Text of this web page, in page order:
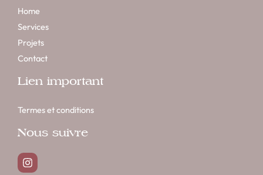
Home
Services
Projets
Contact
Lien important
Termes et conditions
Nous suivre